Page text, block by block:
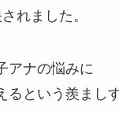
れました。
アナの悩みに
るという羨まし